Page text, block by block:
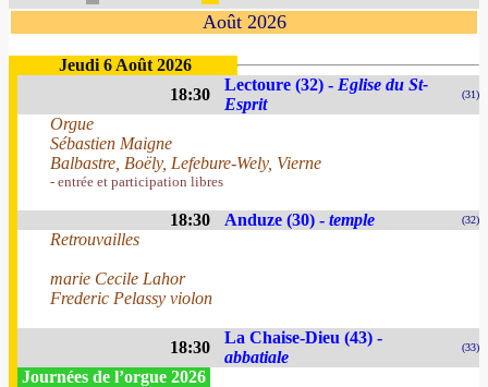
Août 2026
Jeudi 6 Août 2026
18:30
Lectoure (32) - Eglise du St-
Esprit
(31)
Orgue
Sébastien Maigne
Balbastre, Boëly, Lefebure-Wely, Vierne
- entrée et participation libres
18:30 Anduze (30) - temple (32)
Retrouvailles
marie Cecile Lahor
Frederic Pelassy violon
18:30
La Chaise-Dieu (43) -
abbatiale
(33)
Journées de l’orgue 2026